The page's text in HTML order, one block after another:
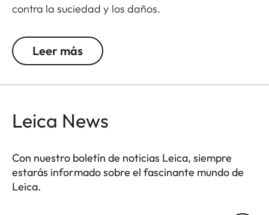
contra la suciedad y los daños.
de alta calidad están fabricadas en material de
base polimérica, lo que las hace especialmente
Leica.
Leer más
Leica News
Con nuestro boletín de noticias Leica, siempre
estarás informado sobre el fascinante mundo de
Leica.